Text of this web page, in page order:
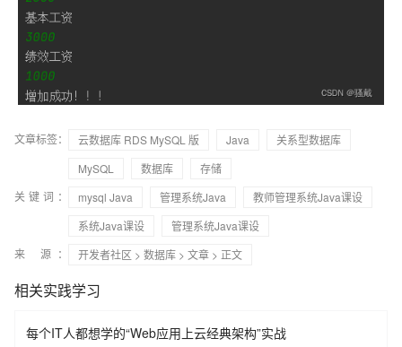
文章标签： 云数据库 RDS MySQL 版 Java
关系型数据库
MySQL
数据库
存储
关键词：
mysql Java 管理系统Java
教师管理系统Java课设
系统Java课设
管理系统Java课设
来 源：
开发者社区 > 数据库 > 文章 > 正文
相关实践学习
每个IT人都想学的“Web应用上云经典架构”实战